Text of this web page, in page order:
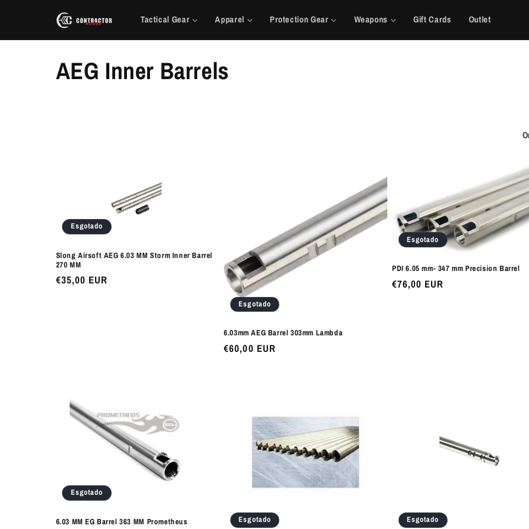
conteúdo
Tactical Gear Apparel Protection Gear Weapons Gift Cards Outlet
C
ã
o
:
AEG Inner Barrels
Esgotado
Slong Airsoft AEG 6.03 MM Storm Inner Barrel
270 MM
Preço
€35,00 EUR
Esgotado
6.03mm AEG Barrel 303mm Lambda
Preço
€60,00 EUR
Esgotado
PDI 6.05 mm- 347 mm Precision Barrel
Preço
€76,00 EUR
Esgotado
6.03 MM EG Barrel 363 MM Prometheus Esgotado Esgotado